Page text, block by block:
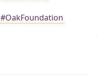
#OakFoundation